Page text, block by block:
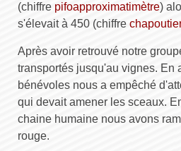
(chiffre pifoapproximatimètre)
s'élevait à 450 (chiffre
Après avoir retrouvé notre
transportés jusqu'au vignes. En
bénévoles nous a empêché
qui devait amener les sceaux.
chaine humaine nous avons
rouge.